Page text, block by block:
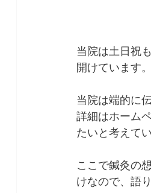
当院は土日祝
開けています。
当院は端的に
詳細はホーム
たいと考えてい
ここで鍼灸の
けなので、語